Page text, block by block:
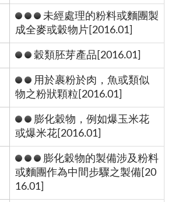
未經處理的粉料或麵團製
成全麥或穀物片[2016.01]
穀類胚芽產品[2016.01]
用於裹粉於肉，魚或類似
物之粉狀顆粒[2016.01]
膨化穀物，例如爆玉米花
或爆米花[2016.01]
膨化穀物的製備涉及粉料
或麵團作為中間步驟之製備[20
16.01]